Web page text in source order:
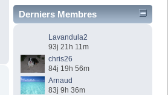
Derniers Membres
Lavandula2
93j 21h 11m
chris26
84j 19h 56m
Arnaud
83j 9h 36m